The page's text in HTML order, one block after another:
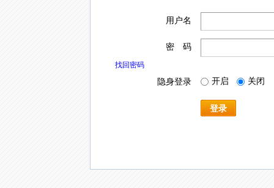
用户名
密 码
找回密码
隐身登录 开启 关闭
登录